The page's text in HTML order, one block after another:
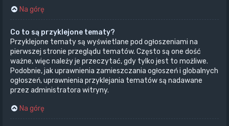
Na górę
Co to są przyklejone tematy?
Przyklejone tematy są wyświetlane pod ogłoszeniami na
pierwszej stronie przeglądu tematów. Często są one dość
ważne, więc należy je przeczytać, gdy tylko jest to możliwe.
Podobnie, jak uprawnienia zamieszczania ogłoszeń i globalnych
ogłoszeń, uprawnienia przyklejania tematów są nadawane
przez administratora witryny.
Na górę